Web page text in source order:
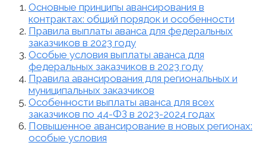
Основные принципы авансирования в
контрактах: общий порядок и особенности
Правила выплаты аванса для федеральных
заказчиков в 2023 году
Особые условия выплаты аванса для
федеральных заказчиков в 2023 году
Правила авансирования для региональных и
муниципальных заказчиков
Особенности выплаты аванса для всех
заказчиков по 44-ФЗ в 2023-2024 годах
Повышенное авансирование в новых регионах:
особые условия